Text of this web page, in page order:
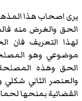
يرى اصحاب هذا
الحق والغرض منه
لهذا التعريف فان
موضوعي وهو
الحق وهذه
والعنصر الثاني
القضائية بمنحها